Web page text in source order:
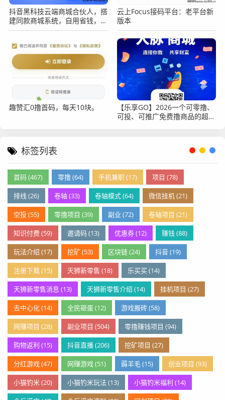
抖音黑科技云端商城合伙人，搭
建同款商城系统，自用省钱，手
把手教你赚钱
云上Focus接码平台：老平台新
版本
趣赞汇0撸首码，每天10块。
【乐享GO】2026一个可零撸、
可投、可推广免费撸商品的超级
标签列表
首码 (467) 零撸 (64) 手机兼职 (17) 项目 (78)
排线 (26) 卷轴 (33) 卷轴模式 (64) 微信挂机 (21)
空投 (55) 零撸项目 (39) 副业 (72) 卷轴项目 (21)
知识付费 (59) 邀请码 (13) 优惠券 (12) 赚钱 (88)
玩法介绍 (17) 挖矿 (53) 区块链 (24) 抖音 (19)
注册下载 (15) 天狮新零售 (18) 乐买买 (14)
天狮新零售消息 (13) 天狮新零售介绍 (14) 挂机项目 (27)
去中心化 (14) 全民砸蛋 (12) 游戏搬砖 (58)
网赚项目 (28) 副业项目 (504) 零撸赚钱项目 (94)
购物返利 (15) 抖音直播 (206) 挖矿项目 (27)
分红游戏 (47) 网赚游戏 (51) 薅羊毛 (15) 创业项目 (93)
小猫钓米 (20) 小猫钓米玩法 (13) 小猫钓米福利 (14)